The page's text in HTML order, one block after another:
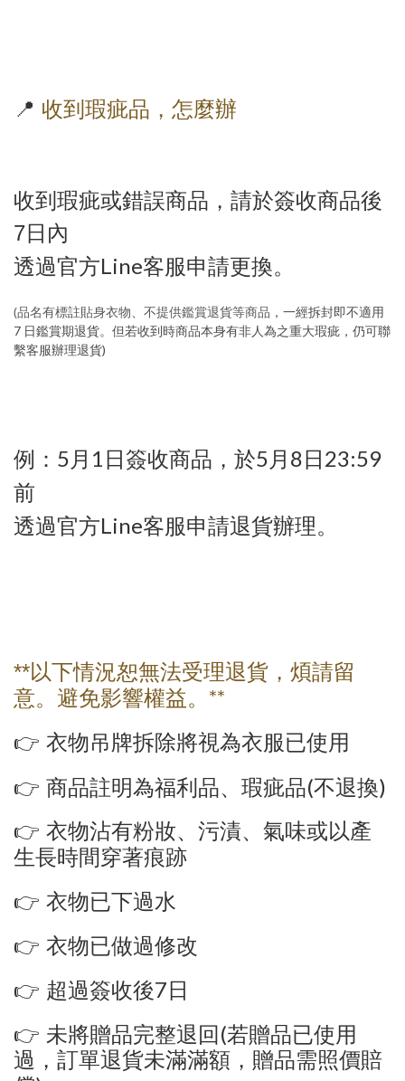
📍 收到瑕疵品，怎麼辦
收到瑕疵或錯誤商品，請於簽收商品後
7日內
透過官方Line客服申請更換。
(品名有標註貼身衣物、不提供鑑賞退貨等商品 ，一經拆封即不適用
7 日鑑賞期退貨。但若收到時商品本身有非人為之重大瑕疵，仍可聯
繫客服辦理退貨)
例： 5 月 1日簽收商品，於5 月 8日23:59
前
透過官方Line客服申請退貨辦理。
**以下情況恕無法受理退貨，煩請留
意。避免影響權益。 **
👉 衣物吊牌拆除將視為衣服已使用
👉 商品註明為福利品、瑕疵品(不退換)
👉 衣物沾有粉妝、污漬、氣味或以產
生長時間穿著痕跡
👉 衣物已下過水
👉 衣物已做過修改
👉 超過簽收後7 日
👉 未將贈品完整退回 (若贈品已使用
過，訂單退貨未滿滿額，贈品需照價賠